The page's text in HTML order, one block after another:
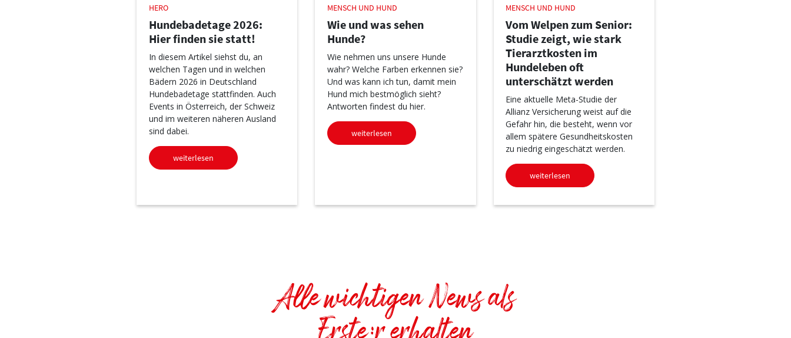
HERO
Hundebadetage 2026:
Hier finden sie statt!
In diesem Artikel siehst du, an
welchen Tagen und in welchen
Bädern 2026 in Deutschland
Hundebadetage stattfinden. Auch
Events in Österreich, der Schweiz
und im weiteren näheren Ausland
sind dabei.
weiterlesen
MENSCH UND HUND
Wie und was sehen
Hunde?
Wie nehmen uns unsere Hunde
wahr? Welche Farben erkennen sie?
Und was kann ich tun, damit mein
Hund mich bestmöglich sieht?
Antworten findest du hier.
weiterlesen
MENSCH UND HUND
Vom Welpen zum Senior:
Studie zeigt, wie stark
Tierarztkosten im
Hundeleben oft
unterschätzt werden
Eine aktuelle Meta-Studie der
Allianz Versicherung weist auf die
Gefahr hin, die besteht, wenn vor
allem spätere Gesundheitskosten
zu niedrig eingeschätzt werden.
weiterlesen
Alle wichtigen News als